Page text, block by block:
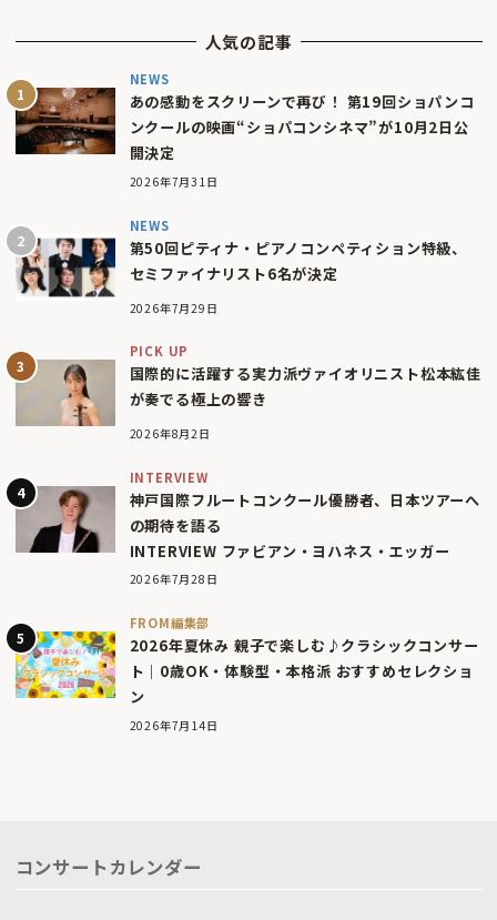
人気の記事
NEWS
あの感動をスクリーンで再び！ 第19回ショパンコ
ンクールの映画“ショパコンシネマ”が10月2日公
開決定
2026年7月31日
NEWS
第50回ピティナ・ピアノコンペティション特級、
セミファイナリスト6名が決定
2026年7月29日
PICK UP
国際的に活躍する実力派ヴァイオリニスト松本紘佳
が奏でる極上の響き
2026年8月2日
INTERVIEW
神戸国際フルートコンクール優勝者、日本ツアーへ
の期待を語る
INTERVIEW ファビアン・ヨハネス・エッガー
2026年7月28日
FROM編集部
2026年夏休み 親子で楽しむ♪クラシックコンサー
ト｜0歳OK・体験型・本格派 おすすめセレクショ
ン
2026年7月14日
コンサートカレンダー